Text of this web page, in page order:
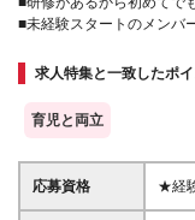
■未経験スタートのメンバ
求人特集と一致したポイ
育児と両立
応募資格
★経
＜未